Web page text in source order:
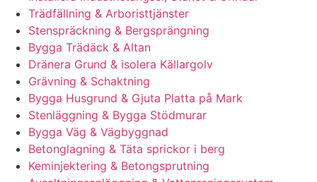
Trädfällning & Arboristtjänster
Stenspräckning & Bergsprängning
Bygga Trädäck & Altan
Dränera Grund & isolera Källargolv
Grävning & Schaktning
Bygga Husgrund & Gjuta Platta på Mark
Stenläggning & Bygga Stödmurar
Bygga Väg & Vägbyggnad
Betonglagning & Täta sprickor i berg
Keminjektering & Betongsprutning